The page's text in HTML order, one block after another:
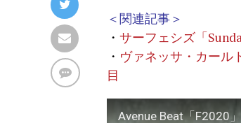
＜関連記事＞
・ サーフェシズ「
・ ヴァネッサ・カール
目
Avenue Beat「F2020